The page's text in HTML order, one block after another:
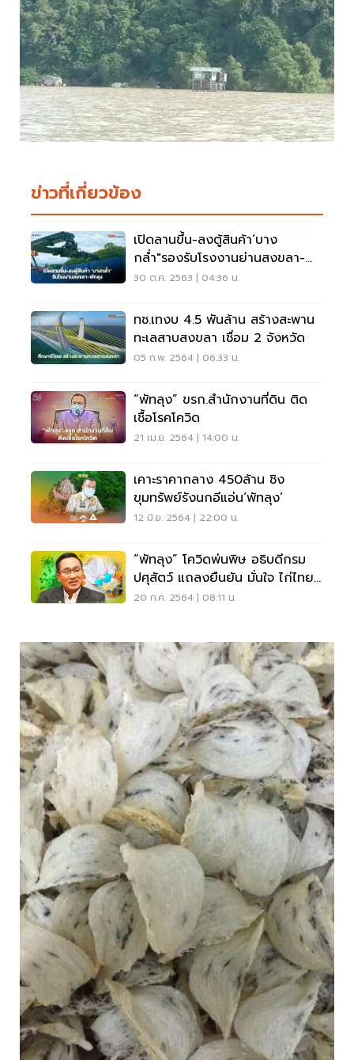
ข่าวที่เกี่ยวข้อง
เปิดลานขึ้น-ลงตู้สินค้า‘บาง
กล่ำ"รองรับโรงงานย่านสงขลา-
พัทลุง
30 ต.ค. 2563 | 04:36 น.
ทช.เทงบ 4.5 พันล้าน สร้างสะพาน
ทะเลสาบสงขลา เชื่อม 2 จังหวัด
05 ก.พ. 2564 | 06:33 น.
“พัทลุง” ขรก.สำนักงานที่ดิน ติด
เชื้อโรคโควิด
21 เม.ย. 2564 | 14:00 น.
เคาะราคากลาง 450ล้าน ชิง
ขุมทรัพย์รังนกอีแอ่น‘พัทลุง’
12 มิ.ย. 2564 | 22:00 น.
“พัทลุง” โควิดพ่นพิษ อธิบดีกรม
ปศุสัตว์ แถลงยืนยัน มั่นใจ ไก่ไทย
ไร้โควิด
20 ก.ค. 2564 | 08:11 น.